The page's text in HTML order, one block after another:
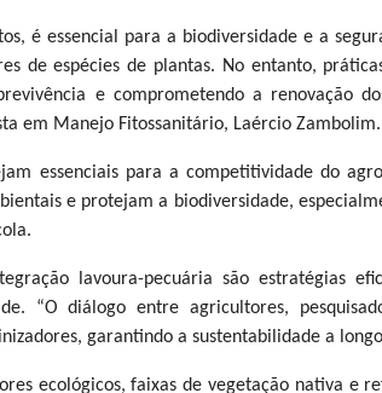
é essencial para a biodiversidade e a
de espécies de plantas. No entanto,
e comprometendo a renovação
em Manejo Fitossanitário, Laércio Zambolim.
essenciais para a competitividade do
e protejam a biodiversidade,
lavoura-pecuária são estratégias
“O diálogo entre agricultores,
garantindo a sustentabilidade a
ecológicos, faixas de vegetação nativa e